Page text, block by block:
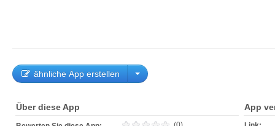
ähnliche App erstellen
Über diese App App